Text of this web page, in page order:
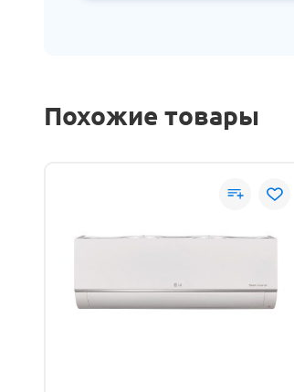
Похожие товары